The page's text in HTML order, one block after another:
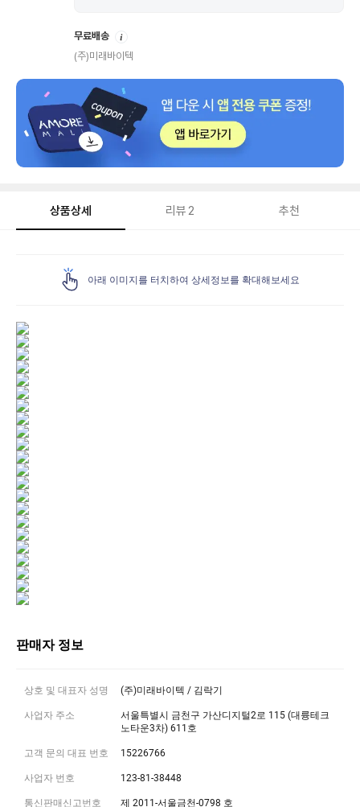
무료배송
(주)미래바이텍
상품상세 리뷰2 추천
아래 이미지를 터치하여 상세정보를 확대해보세요
판매자 정보
상호 및 대표자 성명 (주)미래바이텍 / 김락기
사업자 주소
서울특별시 금천구 가산디지털2로 115 (대륭테크
노타운3차) 611호
고객 문의 대표 번호 15226766
사업자 번호 123-81-38448
통신판매신고번호 제 2011-서울금천-0798 호